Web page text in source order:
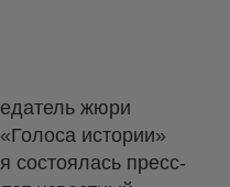
жюри
истории»
состоялась пресс-